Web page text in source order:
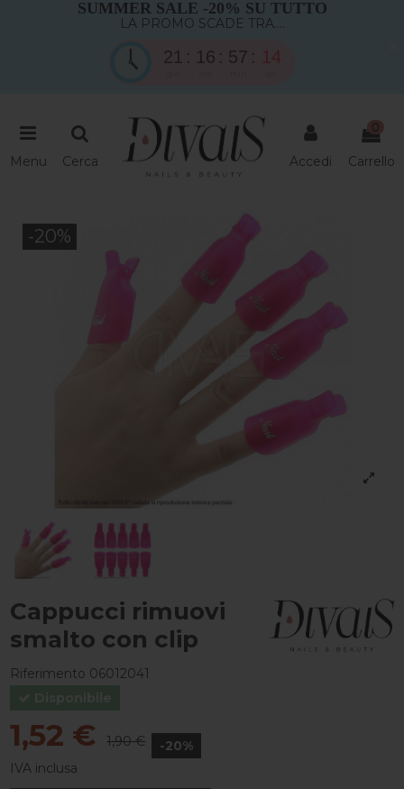
SUMMER SALE -20% SU TUTTO
LA PROMO SCADE TRA....
21 16 57 14
Menu Cerca Accedi
0
Carrello
-20%
Cappucci rimuovi
smalto con clip
Riferimento 06012041
1,52 € 1,90 €
-20%
IVA inclusa